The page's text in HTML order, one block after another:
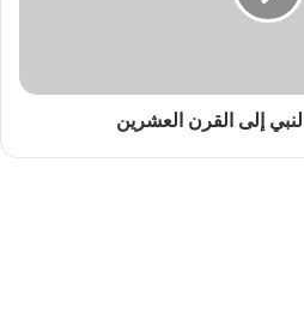
إلى القرن العشرين